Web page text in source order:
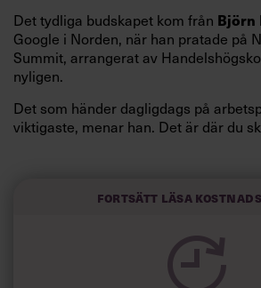
Det tydliga budskapet kom från Björn
Google i Norden, när han pratade på
Summit, arrangerat av
nyligen.
Det som händer dagligdags på
viktigaste, menar han. Det är där du
och höjt arbetsglädjen på Google:
Fortsätt läsa